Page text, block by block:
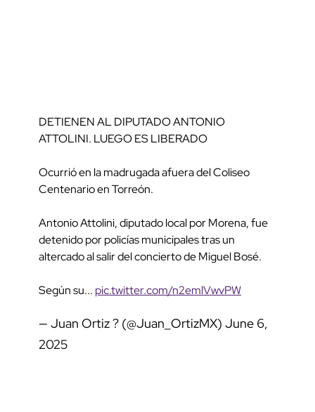
DETIENEN AL DIPUTADO ANTONIO
ATTOLINI. LUEGO ES LIBERADO
Ocurrió en la madrugada afuera del Coliseo
Centenario en Torreón.
Antonio Attolini, diputado local por Morena, fue
detenido por policías municipales tras un
altercado al salir del concierto de Miguel Bosé.
Según su... pic.twitter.com/n2emlVwvPW
— Juan Ortiz ? (@Juan_OrtizMX) June 6,
2025